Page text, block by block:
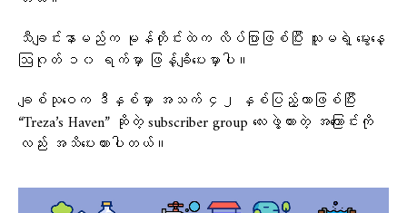
သီချင်းနာမည်က မုန်တိုင်းထဲက လိပ်ပြာဖြစ်ပြီး သူမရဲ့ မွေးနေ့
ဩဂုတ် ၁၀ ရက်မှာ ဖြန့်ချိပေးမှာပါ။
ချစ်သုဝေက ဒီနှစ်မှာ အသက် ၄၂ နှစ်ပြည့်တာဖြစ်ပြီး
“Treza’s Haven” ဆိုတဲ့ subscriber group လေးဖွဲ့ထားတဲ့ အကြောင်းကို
လည်း အသိပေးထားပါတယ်။